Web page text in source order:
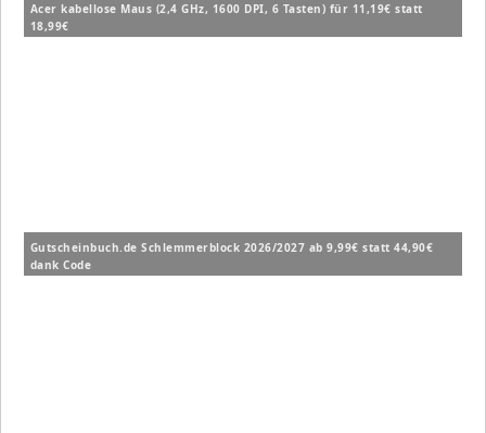
Acer kabellose Maus (2,4 GHz, 1600 DPI, 6 Tasten) für 11,19€ statt
18,99€
Gutscheinbuch.de Schlemmerblock 2026/2027 ab 9,99€ statt 44,90€
dank Code